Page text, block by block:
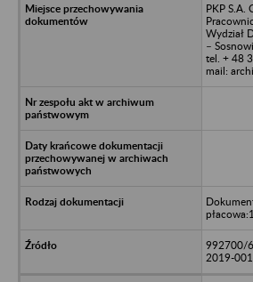
PKP S.A.
Wydział
–
tel. + 48
mail:
992700/
2019-